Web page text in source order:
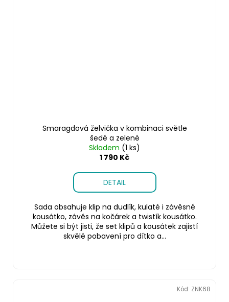
Smaragdová želvička v kombinaci světle
šedé a zelené
Skladem (1 ks)
1 790 Kč
DETAIL
Sada obsahuje klip na dudlík, kulaté i závěsné
kousátko, závěs na kočárek a twistík kousátko.
Můžete si být jisti, že set klipů a kousátek zajistí
skvělé pobavení pro dítko a...
Kód: ZNK68